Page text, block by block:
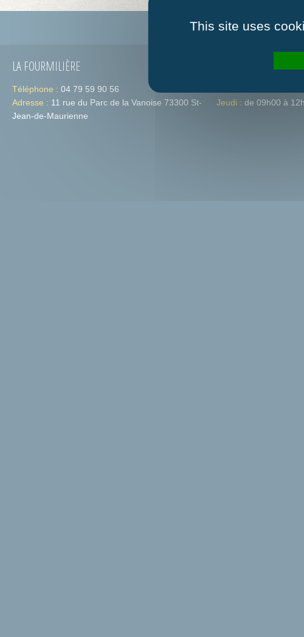
Guide des associations Qui sommes-
LA FOURMILIÈRE
Téléphone : 04 79 59 90 56
Adresse : 11 rue du Parc de la Vanoise 73300 St-
Jean-de-Maurienne
Jeudi : de 09h00 à
This site uses